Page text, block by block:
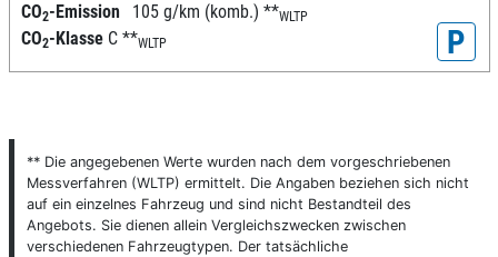
CO2-Emission 105 g/km (komb.) **WLTP
CO2-Klasse C **WLTP P
** Die angegebenen Werte wurden nach dem vorgeschriebenen
Messverfahren (WLTP) ermittelt. Die Angaben beziehen sich nicht
auf ein einzelnes Fahrzeug und sind nicht Bestandteil des
Angebots. Sie dienen allein Vergleichszwecken zwischen
verschiedenen Fahrzeugtypen. Der tatsächliche